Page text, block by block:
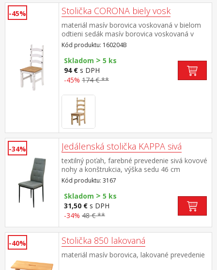
-45% Stolička CORONA biely vosk
materiál masív borovica voskovaná v bielom
odtieni sedák masív borovica voskovaná v
medovom odtieni výška sedu 46 cm súčasť
zostavy Corona biela
Kód produktu: 160204B
Skladom > 5 ks
94 € s DPH
-45% 174 € **
-34% Jedálenská stolička KAPPA sivá
textilný poťah, farebné prevedenie sivá kovové
nohy a konštrukcia, výška sedu 46 cm
Kód produktu: 3167
Skladom > 5 ks
31,50 € s DPH
-34% 48 € **
-40% Stolička 850 lakovaná
materiál masív borovica, lakované prevedenie